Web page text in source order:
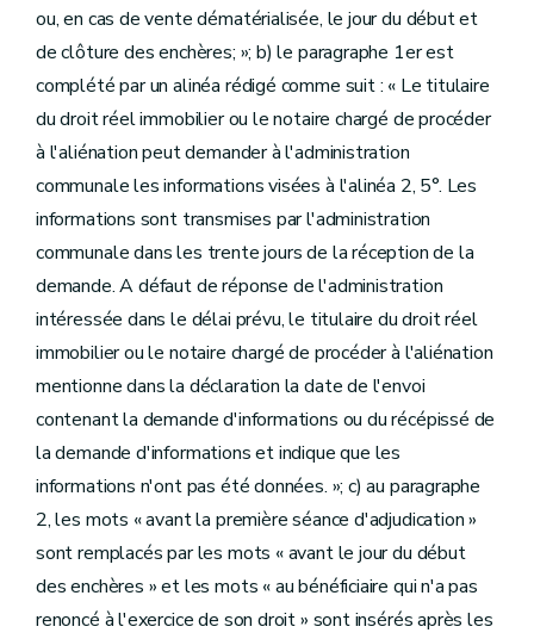
ou, en cas de vente dématérialisée, le jour du début et
de clôture des enchères; »; b) le paragraphe 1er est
complété par un alinéa rédigé comme suit : « Le titulaire
du droit réel immobilier ou le notaire chargé de procéder
à l'aliénation peut demander à l'administration
communale les informations visées à l'alinéa 2, 5°. Les
informations sont transmises par l'administration
communale dans les trente jours de la réception de la
demande. A défaut de réponse de l'administration
intéressée dans le délai prévu, le titulaire du droit réel
immobilier ou le notaire chargé de procéder à l'aliénation
mentionne dans la déclaration la date de l'envoi
contenant la demande d'informations ou du récépissé de
la demande d'informations et indique que les
informations n'ont pas été données. »; c) au paragraphe
2, les mots « avant la première séance d'adjudication »
sont remplacés par les mots « avant le jour du début
des enchères » et les mots « au bénéficiaire qui n'a pas
renoncé à l'exercice de son droit » sont insérés après les